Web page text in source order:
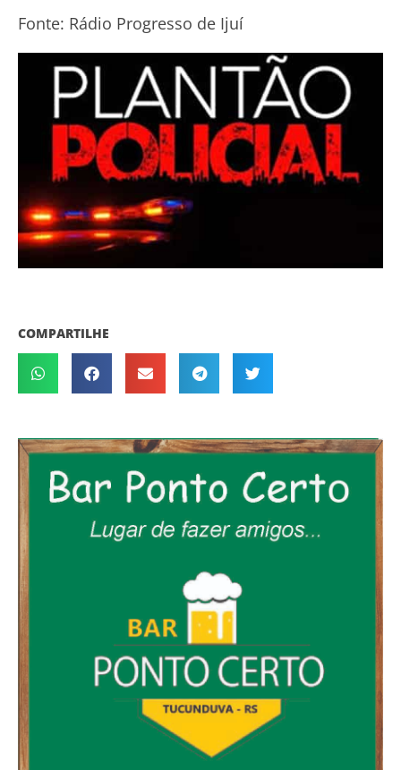
Fonte: Rádio Progresso de Ijuí
COMPARTILHE